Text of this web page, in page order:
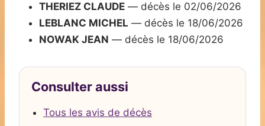
THERIEZ CLAUDE — décès le 02/06/2026
LEBLANC MICHEL — décès le 18/06/2026
NOWAK JEAN — décès le 18/06/2026
Consulter aussi
Tous les avis de décès